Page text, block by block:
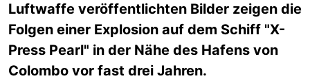
Luftwaffe veröffentlichten Bilder zeigen die
Folgen einer Explosion auf dem Schiff "X-
Press Pearl" in der Nähe des Hafens von
Colombo vor fast drei Jahren.